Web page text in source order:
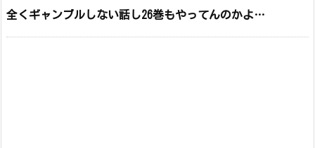
全くギャンブルしない話し26巻もやってんのかよ…